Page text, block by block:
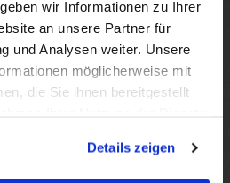
wir Informationen zu Ihrer
an unsere Partner für
und Analysen weiter. Unsere
möglicherweise mit
die Sie ihnen bereitgestellt
Details zeigen